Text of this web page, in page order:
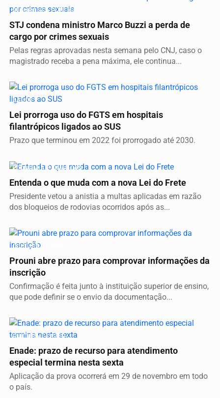
SEGURANÇA PÚBLICA
STJ condena ministro Marco Buzzi a perda de
cargo por crimes sexuais
Pelas regras aprovadas nesta semana pelo CNJ, caso o
magistrado receba a pena máxima, ele continua...
SAÚDE
Lei prorroga uso do FGTS em hospitais
filantrópicos ligados ao SUS
Prazo que terminou em 2022 foi prorrogado até 2030.
ECONOMIA E FINANÇAS
Entenda o que muda com a nova Lei do Frete
Presidente vetou a anistia a multas aplicadas em razão
dos bloqueios de rodovias ocorridos após as...
CULTURA E LAZER
Prouni abre prazo para comprovar informações da
inscrição
Confirmação é feita junto à instituição superior de ensino,
que pode definir se o envio da documentação...
CULTURA E LAZER
Enade: prazo de recurso para atendimento
especial termina nesta sexta
Aplicação da prova ocorrerá em 29 de novembro em todo
o país.